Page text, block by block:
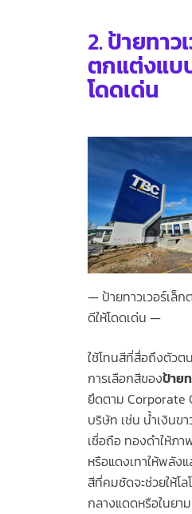
2.ป้ายทาว
ตกแต่งแบ
โดดเด่น
ป้ายทาวเวอร์เล็
ดีให้โดดเด่น
ใช้โทนสีที่สื่อถึงตัว
การเลือกสีของป้าย
ยึดตาม Corporate
บริษัท เช่น น้ำเงินข
เชื่อถือ ทองดำให้ภ
หรือแดงเทาให้พลัง
สีที่คมชัดจะช่วยให้โ
กลางแดดหรือในยา